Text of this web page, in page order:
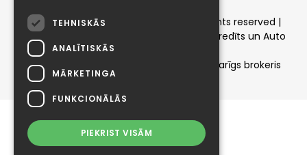
Copyright © 2015-2026 elizings.lv | All rights reserved |
elizings - Kredītu salīdzināšana, Patēriņa kredīts un Auto
SIA ELIZINGS.LV - pilnvaru apjoms - neatkarīgs brokeris
TEHNISKĀS
ANALĪTISKĀS
MĀRKETINGA
FUNKCIONĀLĀS
PIEKRIST VISĀM